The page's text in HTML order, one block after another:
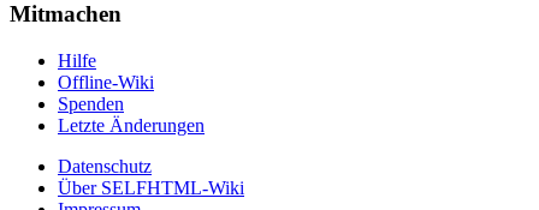
Mitmachen
Hilfe
Offline-Wiki
Spenden
Letzte Änderungen
Datenschutz
Über SELFHTML-Wiki